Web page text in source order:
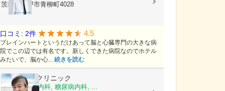
茨城県水戸市青柳町4028
口コミ: 2件 4.5
ブレインハートというだけあって脳と心臓専門の大きな病
院でこの辺では有名です。新しくできた病院なのでホテル
みたいで、脳か心... 続きを読む
こじま内科クリニック
内科, 消化器内科, 糖尿病内科, ...